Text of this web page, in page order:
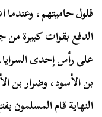
فلول حاميتهم، وعندما
الدفع بقوات كبيرة من
على رأس إحدى السرايا،
بن الأسود، وضرار بن
النهاية قام المسلمون